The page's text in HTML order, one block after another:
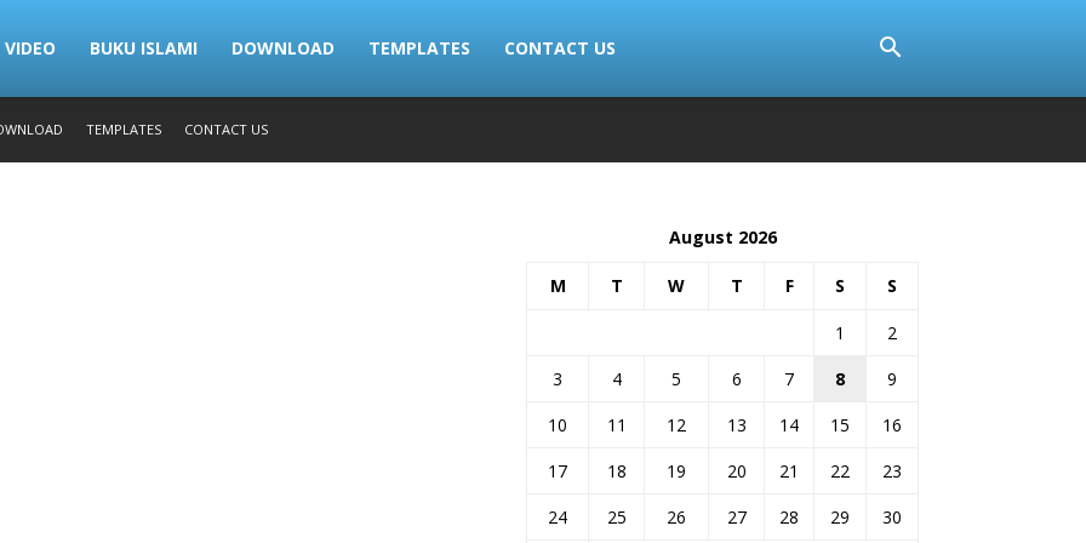
VIDEO BUKU ISLAMI DOWNLOAD TEMPLATES CONTACT US
TEMPLATES CONTACT US
August 2026
M T W T F S S
1
2
3
4 5 6 7 8
9
10
11 12 13 14 15
16
17
18 19 20 21 22
23
24
25 26 27 28 29
30